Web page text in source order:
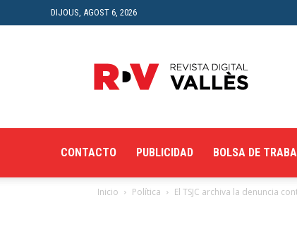
DIJOUS, AGOST 6, 2026
Digital
del
CONTACTO PUBLICIDAD BOLSA DE
Inicio Política El TSJC archiva la denuncia